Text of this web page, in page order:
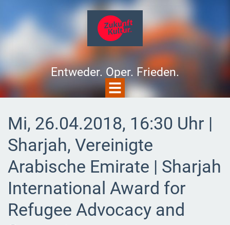
Entweder. Oper. Frieden.
Mi, 26.04.2018, 16:30 Uhr |
Sharjah, Vereinigte
Arabische Emirate | Sharjah
International Award for
Refugee Advocacy and